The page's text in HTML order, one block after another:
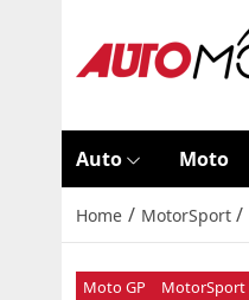
Auto Moto
Home / MotorSport /
Moto GP MotorSport